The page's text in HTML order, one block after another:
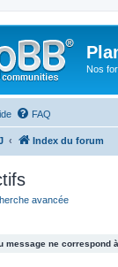
Nos
FAQ
Index du forum
avancée
message ne correspond